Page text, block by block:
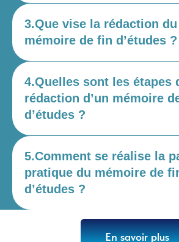
3.Que vise la rédaction du
mémoire de fin d’études ?
4.Quelles sont les étapes
rédaction d’un mémoire
d’études ?
5.Comment se réalise la
pratique du mémoire de
d’études ?
En savoir plus